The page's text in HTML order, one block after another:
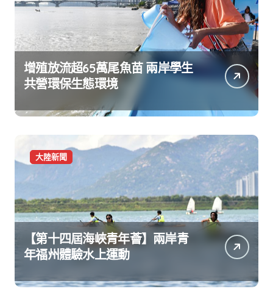
增殖放流超65萬尾魚苗 兩岸學生
共營環保生態環境
大陸新聞
【第十四屆海峽青年薈】兩岸青
年福州體驗水上運動